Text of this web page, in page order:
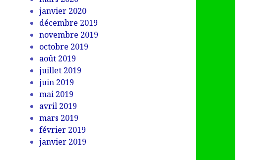
janvier 2020
décembre 2019
novembre 2019
octobre 2019
août 2019
juillet 2019
juin 2019
mai 2019
avril 2019
mars 2019
février 2019
janvier 2019